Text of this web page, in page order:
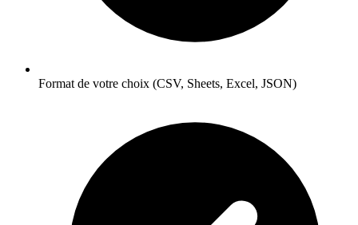
Format de votre choix (CSV, Sheets, Excel, JSON)